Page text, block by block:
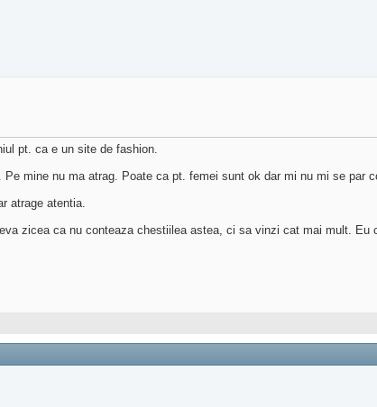
pt. ca e un site de fashion.
Pe mine nu ma atrag. Poate ca pt. femei sunt ok dar mi nu mi se par
atrage atentia.
zicea ca nu conteaza chestiilea astea, ci sa vinzi cat mai mult.